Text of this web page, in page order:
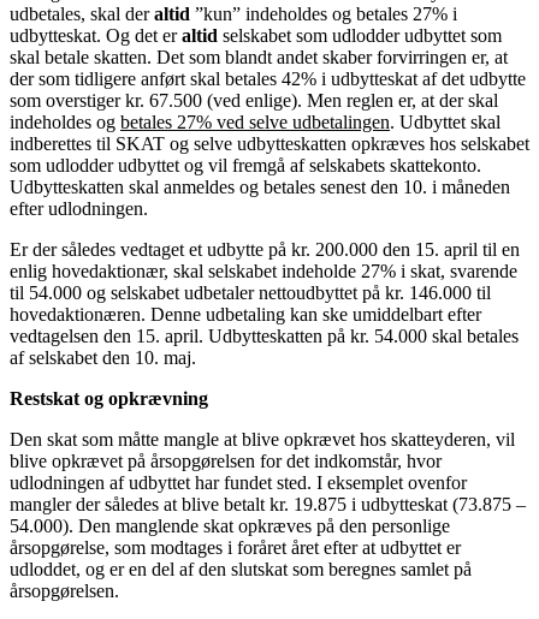
udbetales, skal deraltid ”kun” indeholdes og betales 27% i
udbytteskat. Og det eraltid selskabet som udlodder udbyttet som
skal betale skatten. Det som blandt andet skaber forvirringen er, at
der som tidligere anført skal betales 42% i udbytteskat af det udbytte
som overstiger kr. 67.500 (ved enlige). Men reglen er, at der skal
indeholdes og betales 27% ved selve udbetalingen. Udbyttet skal
indberettes til SKAT og selve udbytteskatten opkræves hos selskabet
som udlodder udbyttet og vil fremgå af selskabets skattekonto.
Udbytteskatten skal anmeldes og betales senest den 10. i måneden
efter udlodningen.
Er der således vedtaget et udbytte på kr. 200.000 den 15. april til en
enlig hovedaktionær, skal selskabet indeholde 27% i skat, svarende
til 54.000 og selskabet udbetaler nettoudbyttet på kr. 146.000 til
hovedaktionæren. Denne udbetaling kan ske umiddelbart efter
vedtagelsen den 15. april. Udbytteskatten på kr. 54.000 skal betales
af selskabet den 10. maj.
Restskat og opkrævning
Den skat som måtte mangle at blive opkrævet hos skatteyderen, vil
blive opkrævet på årsopgørelsen for det indkomstår, hvor
udlodningen af udbyttet har fundet sted. I eksemplet ovenfor
mangler der således at blive betalt kr. 19.875 i udbytteskat (73.875 –
54.000). Den manglende skat opkræves på den personlige
årsopgørelse, som modtages i foråret året efter at udbyttet er
udloddet, og er en del af den slutskat som beregnes samlet på
årsopgørelsen.